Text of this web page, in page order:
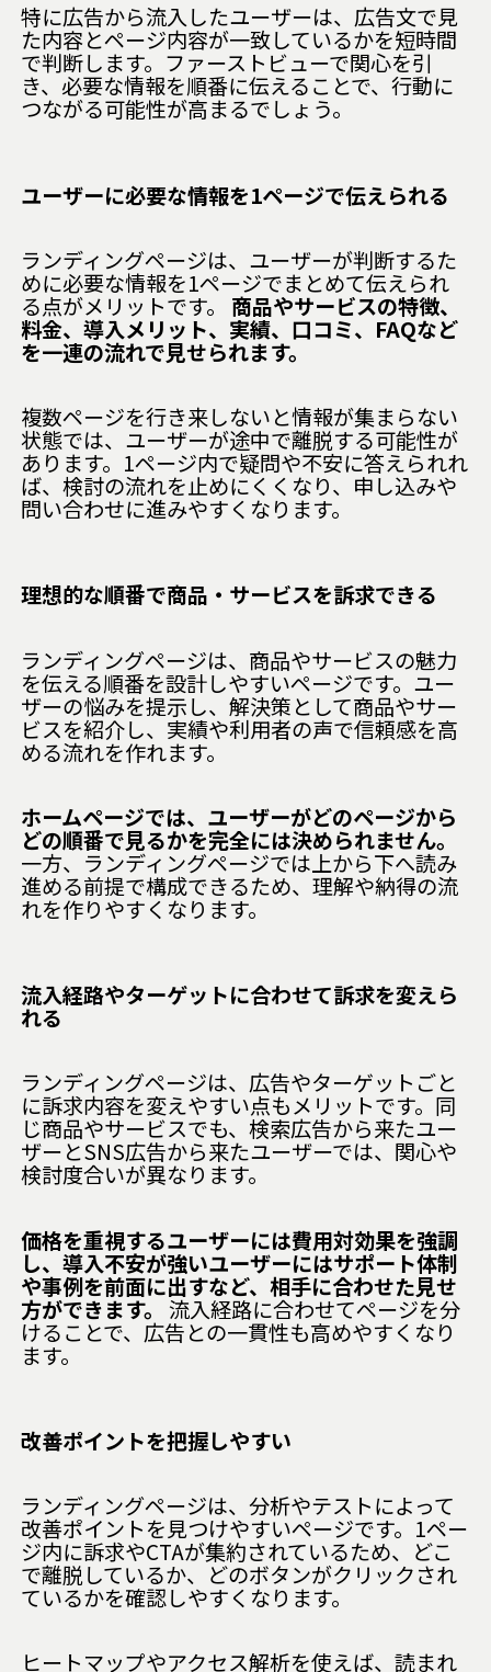
特に広告から流入したユーザーは、広告文で見
た内容とページ内容が一致しているかを短時間
で判断します。ファーストビューで関心を引
き、必要な情報を順番に伝えることで、行動に
つながる可能性が高まるでしょう。
ユーザーに必要な情報を1ページで伝えられる
ランディングページは、ユーザーが判断するた
めに必要な情報を1ページでまとめて伝えられ
る点がメリットです。 商品やサービスの特徴、
料金、導入メリット、実績、口コミ、FAQなど
を一連の流れで見せられます。
複数ページを行き来しないと情報が集まらない
状態では、ユーザーが途中で離脱する可能性が
あります。1ページ内で疑問や不安に答えられれ
ば、検討の流れを止めにくくなり、申し込みや
問い合わせに進みやすくなります。
理想的な順番で商品・サービスを訴求できる
ランディングページは、商品やサービスの魅力
を伝える順番を設計しやすいページです。ユー
ザーの悩みを提示し、解決策として商品やサー
ビスを紹介し、実績や利用者の声で信頼感を高
める流れを作れます。
ホームページでは、ユーザーがどのページから
どの順番で見るかを完全には決められません。
一方、ランディングページでは上から下へ読み
進める前提で構成できるため、理解や納得の流
れを作りやすくなります。
流入経路やターゲットに合わせて訴求を変えら
れる
ランディングページは、広告やターゲットごと
に訴求内容を変えやすい点もメリットです。同
じ商品やサービスでも、検索広告から来たユー
ザーとSNS広告から来たユーザーでは、関心や
検討度合いが異なります。
価格を重視するユーザーには費用対効果を強調
し、導入不安が強いユーザーにはサポート体制
や事例を前面に出すなど、相手に合わせた見せ
方ができます。 流入経路に合わせてページを分
けることで、広告との一貫性も高めやすくなり
ます。
改善ポイントを把握しやすい
ランディングページは、分析やテストによって
改善ポイントを見つけやすいページです。1ペー
ジ内に訴求やCTAが集約されているため、どこ
で離脱しているか、どのボタンがクリックされ
ているかを確認しやすくなります。
ヒートマップやアクセス解析を使えば、読まれ